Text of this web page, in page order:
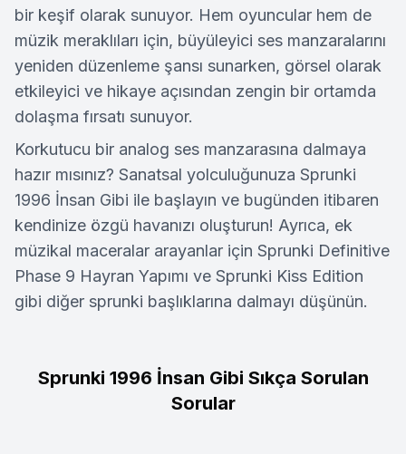
bir keşif olarak sunuyor. Hem oyuncular hem de
müzik meraklıları için, büyüleyici ses manzaralarını
yeniden düzenleme şansı sunarken, görsel olarak
etkileyici ve hikaye açısından zengin bir ortamda
dolaşma fırsatı sunuyor.
Korkutucu bir analog ses manzarasına dalmaya
hazır mısınız? Sanatsal yolculuğunuza Sprunki
1996 İnsan Gibi ile başlayın ve bugünden itibaren
kendinize özgü havanızı oluşturun! Ayrıca, ek
müzikal maceralar arayanlar için Sprunki Definitive
Phase 9 Hayran Yapımı ve Sprunki Kiss Edition
gibi diğer sprunki başlıklarına dalmayı düşünün.
Sprunki 1996 İnsan Gibi Sıkça Sorulan
Sorular